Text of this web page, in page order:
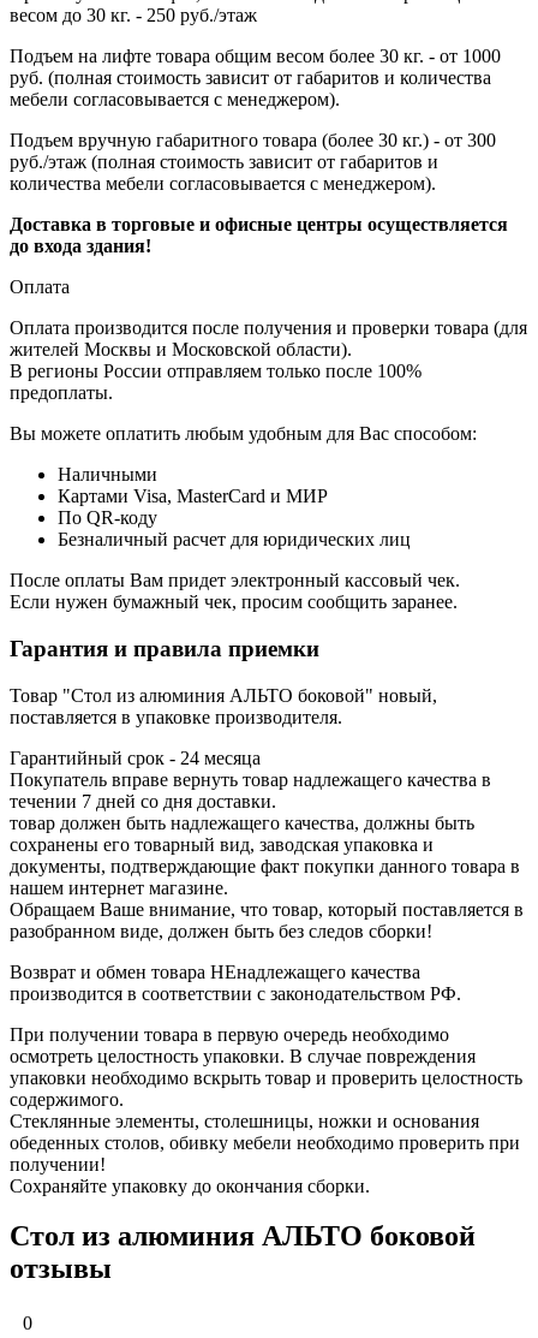
весом до 30 кг. - 250 руб./этаж
Подъем на лифте товара общим весом более 30 кг. - от 1000
руб. (полная стоимость зависит от габаритов и количества
мебели согласовывается с менеджером).
Подъем вручную габаритного товара (более 30 кг.) - от 300
руб./этаж (полная стоимость зависит от габаритов и
количества мебели согласовывается с менеджером).
Доставка в торговые и офисные центры осуществляется
до входа здания!
Оплата
Оплата производится после получения и проверки товара (для
жителей Москвы и Московской области).
В регионы России отправляем только после 100%
предоплаты.
Вы можете оплатить любым удобным для Вас способом:
Наличными
Картами Visa, MasterCard и МИР
По QR-коду
Безналичный расчет для юридических лиц
После оплаты Вам придет электронный кассовый чек.
Если нужен бумажный чек, просим сообщить заранее.
Гарантия и правила приемки
Товар "Стол из алюминия АЛЬТО боковой" новый,
поставляется в упаковке производителя.
Гарантийный срок - 24 месяца
Покупатель вправе вернуть товар надлежащего качества в
течении 7 дней со дня доставки.
товар должен быть надлежащего качества, должны быть
сохранены его товарный вид, заводская упаковка и
документы, подтверждающие факт покупки данного товара в
нашем интернет магазине.
Обращаем Ваше внимание, что товар, который поставляется в
разобранном виде, должен быть без следов сборки!
Возврат и обмен товара НЕнадлежащего качества
производится в соответствии с законодательством РФ.
При получении товара в первую очередь необходимо
осмотреть целостность упаковки. В случае повреждения
упаковки необходимо вскрыть товар и проверить целостность
содержимого.
Стеклянные элементы, столешницы, ножки и основания
обеденных столов, обивку мебели необходимо проверить при
получении!
Сохраняйте упаковку до окончания сборки.
Стол из алюминия АЛЬТО боковой
отзывы
0